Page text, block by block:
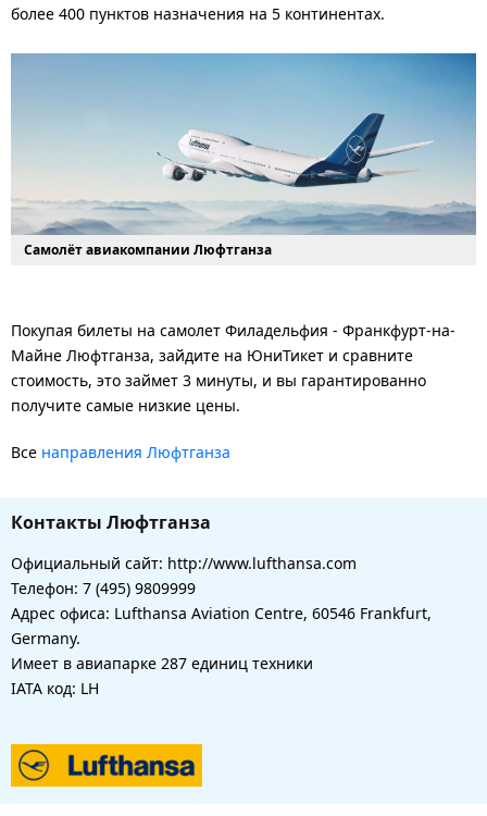
более 400 пунктов назначения на 5 континентах.
Самолёт авиакомпании Люфтганза
Покупая билеты на самолет Филадельфия - Франкфурт-на-
Майне Люфтганза, зайдите на ЮниТикет и сравните
стоимость, это займет 3 минуты, и вы гарантированно
получите самые низкие цены.
Все направления Люфтганза
Контакты Люфтганза
Официальный сайт: http://www.lufthansa.com
Телефон: 7 (495) 9809999
Адрес офиса: Lufthansa Aviation Centre, 60546 Frankfurt,
Germany.
Имеет в авиапарке 287 единиц техники
IATA код: LH